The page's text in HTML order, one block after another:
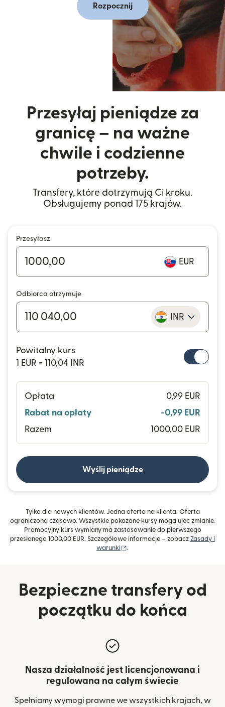
Rozpocznij
Przesyłaj pieniądze za
granicę – na ważne
chwile i codzienne
potrzeby.
Transfery, które dotrzymują Ci kroku.
Obsługujemy ponad 175 krajów.
Przesyłasz
EUR
Odbiorca otrzymuje
INR
Powitalny kurs
1 EUR = 110,04 INR
Opłata
0,99 EUR
Rabat na opłaty
-0,99 EUR
Razem
1000,00 EUR
Wyślij pieniądze
Tylko dla nowych klientów. Jedna oferta na klienta. Oferta
ograniczona czasowo. Wszystkie pokazane kursy mogą ulec zmianie.
Promocyjny kurs wymiany ma zastosowanie do pierwszego
przesłanego 1000,00 EUR. Szczegółowe informacje – zobacz Zasady i
warunki
.
Bezpieczne transfery od
początku do końca
Nasza działalność jest licencjonowana i
regulowana na całym świecie
Spełniamy wymogi prawne we wszystkich krajach, w